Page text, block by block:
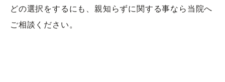
どの選択をするにも、親知らずに関する事なら当院へ
ご相談ください。